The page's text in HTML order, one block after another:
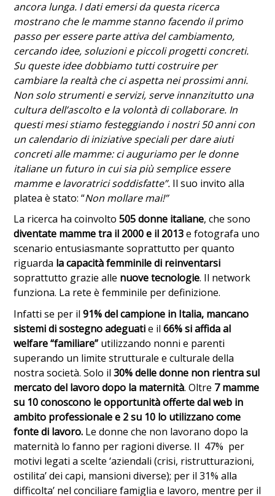
ancora lunga. I dati emersi da questa ricerca
mostrano che le mamme stanno facendo il primo
passo per essere parte attiva del cambiamento,
cercando idee, soluzioni e piccoli progetti concreti.
Su queste idee dobbiamo tutti costruire per
cambiare la realtà che ci aspetta nei prossimi anni.
Non solo strumenti e servizi, serve innanzitutto una
cultura dell’ascolto e la volontà di collaborare. In
questi mesi stiamo festeggiando i nostri 50 anni con
un calendario di iniziative speciali per dare aiuti
concreti alle mamme: ci auguriamo per le donne
italiane un futuro in cui sia più semplice essere
mamme e lavoratrici soddisfatte”. Il suo invito alla
platea è stato: “Non mollare mai!”
La ricerca ha coinvolto505 donne italiane, che sono
diventate mamme tra il 2000 e il 2013e fotografa uno
scenario entusiasmante soprattutto per quanto
riguarda la capacità femminile di reinventarsi
soprattutto grazie alle nuove tecnologie. Il network
funziona. La rete è femminile per definizione.
Infatti se per il91% del campione in Italia, mancano
sistemi di sostegno adeguatie il66% si affida al
welfare “familiare” utilizzando nonni e parenti
superando un limite strutturale e culturale della
nostra società. Solo il30% delle donne non rientra sul
mercato del lavoro dopo la maternità. Oltre 7 mamme
su 10 conoscono le opportunità offerte dal web in
ambito professionale e 2 su 10 lo utilizzano come
fonte di lavoro. Le donne che non lavorano dopo la
maternità lo fanno per ragioni diverse. Il 47% per
motivi legati a scelte ‘aziendali (crisi, ristrutturazioni,
ostilita’ dei capi, mansioni diverse); per il 31% alla
difficolta’ nel conciliare famiglia e lavoro, mentre per il